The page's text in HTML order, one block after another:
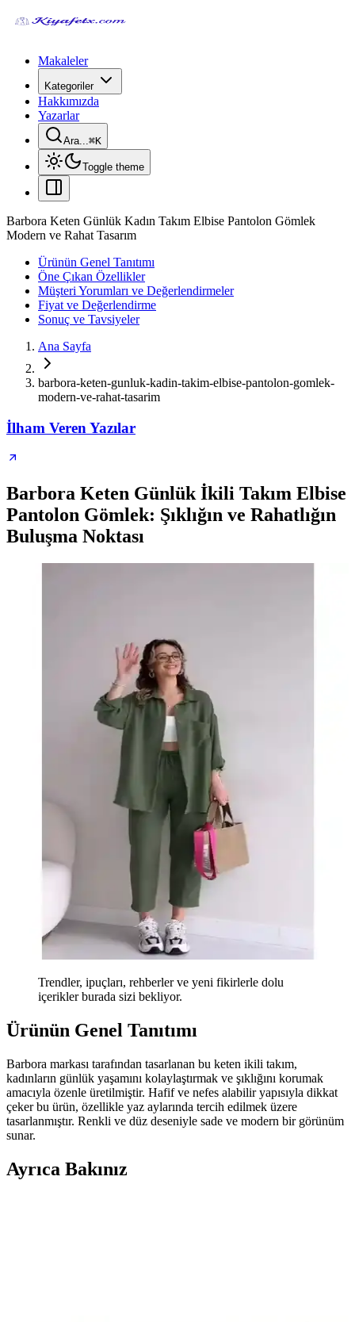
Makaleler
Kategoriler
Hakkımızda
Yazarlar
Ara...⌘K
Toggle theme
Barbora Keten Günlük Kadın Takım Elbise Pantolon Gömlek
Modern ve Rahat Tasarım
Ürünün Genel Tanıtımı
Öne Çıkan Özellikler
Müşteri Yorumları ve Değerlendirmeler
Fiyat ve Değerlendirme
Sonuç ve Tavsiyeler
Ana Sayfa
barbora-keten-gunluk-kadin-takim-elbise-pantolon-gomlek-
modern-ve-rahat-tasarim
İlham Veren Yazılar
Barbora Keten Günlük İkili Takım Elbise
Pantolon Gömlek: Şıklığın ve Rahatlığın
Buluşma Noktası
Trendler, ipuçları, rehberler ve yeni fikirlerle dolu
içerikler burada sizi bekliyor.
Ürünün Genel Tanıtımı
Barbora markası tarafından tasarlanan bu keten ikili takım,
kadınların günlük yaşamını kolaylaştırmak ve şıklığını korumak
amacıyla özenle üretilmiştir. Hafif ve nefes alabilir yapısıyla dikkat
çeker bu ürün, özellikle yaz aylarında tercih edilmek üzere
tasarlanmıştır. Renkli ve düz deseniyle sade ve modern bir görünüm
sunar.
Ayrıca Bakınız